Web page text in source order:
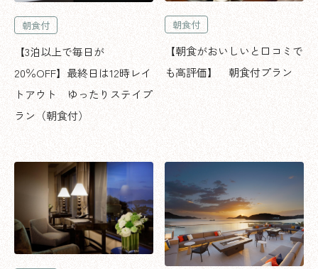
朝食付
【3泊以上で毎日が
20％OFF】最終日は12時レイ
トアウト ゆったりステイプ
ラン（朝食付）
朝食付
【朝食がおいしいと口コミで
も高評価】 朝食付プラン